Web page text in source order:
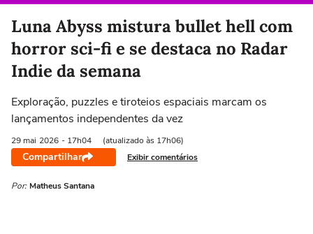
Luna Abyss mistura bullet hell com
horror sci-fi e se destaca no Radar
Indie da semana
Exploração, puzzles e tiroteios espaciais marcam os
lançamentos independentes da vez
29 mai 2026 - 17h04 (atualizado às 17h06)
Compartilhar Exibir comentários
Por: Matheus Santana